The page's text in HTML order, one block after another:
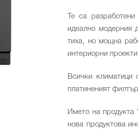
Те са
идеално модерния
тиха, но мощна
интериорни
Всички климатици
платиненият
Името на продукта
нова продуктова